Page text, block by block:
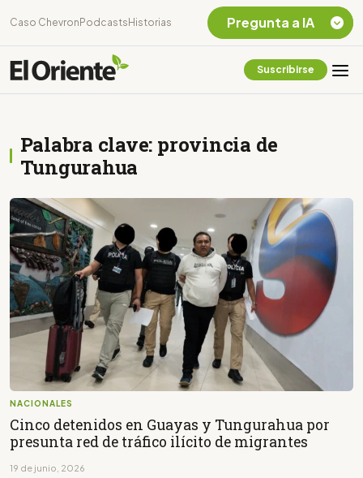
Caso Chevron Podcasts Historias
Suscribirse
Palabra clave: provincia de
Tungurahua
NACIONALES
Cinco detenidos en Guayas y Tungurahua por
presunta red de tráfico ilícito de migrantes
19 de junio, 2026
Pregunta a IA
Listar destinos
¿En que consiste la
tasa minera que rige en
Ecuador?